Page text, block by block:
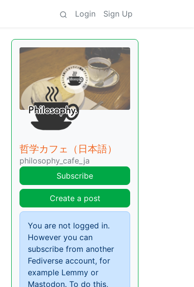
Login Sign Up
哲学カフェ（日本語）
philosophy_cafe_ja
Subscribe
Create a post
You are not logged in.
However you can
subscribe from another
Fediverse account, for
example Lemmy or
Mastodon. To do this,